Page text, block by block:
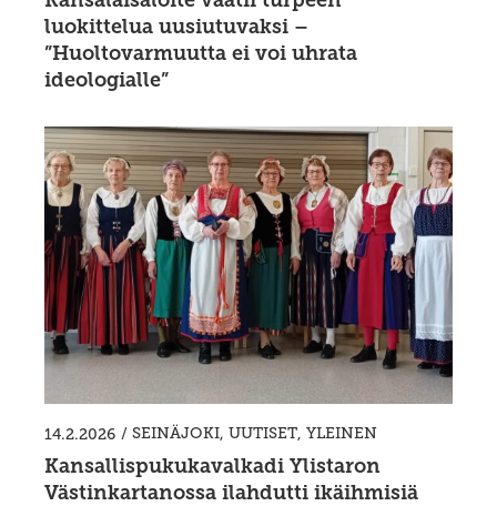
luokittelua uusiutuvaksi –
”Huoltovarmuutta ei voi uhrata
ideologialle”
14.2.2026 / SEINÄJOKI, UUTISET, YLEINEN
Kansallispukukavalkadi Ylistaron
Västinkartanossa ilahdutti ikäihmisiä